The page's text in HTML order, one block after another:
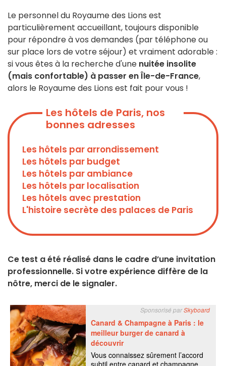
Le personnel du Royaume des Lions est
particulièrement accueillant, toujours disponible
pour répondre à vos demandes (par téléphone ou
sur place lors de votre séjour) et vraiment adorable :
si vous êtes à la recherche d'une nuitée insolite
(mais confortable) à passer en Île-de-France,
alors le Royaume des Lions est fait pour vous !
Les hôtels de Paris, nos
bonnes adresses
Les hôtels par arrondissement
Les hôtels par budget
Les hôtels par ambiance
Les hôtels par localisation
Les hôtels avec prestation
L'histoire secrète des palaces de Paris
Ce test a été réalisé dans le cadre d’une invitation
professionnelle. Si votre expérience diffère de la
nôtre, merci de le signaler.